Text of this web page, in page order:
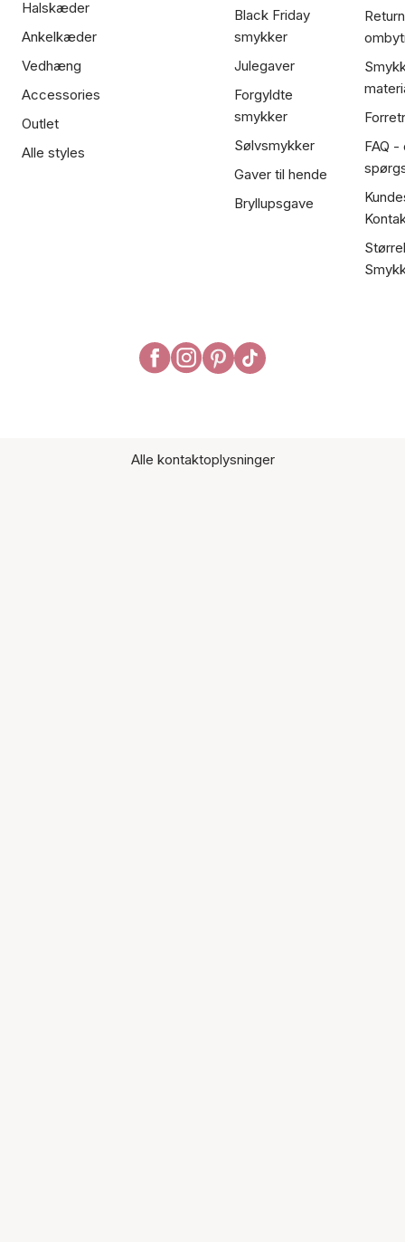
Halskæder
Ankelkæder
Vedhæng
Accessories
Outlet
Alle styles
Black Friday
smykker
Julegaver
Forgyldte
smykker
Sølvsmykker
Gaver til hende
Bryllupsgave
FAQ
Alle kontaktoplysninger